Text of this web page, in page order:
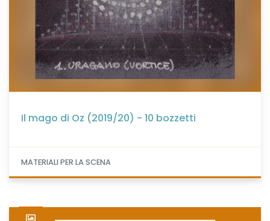
Il mago di Oz (2019/20) - 10 bozzetti
MATERIALI PER LA SCENA